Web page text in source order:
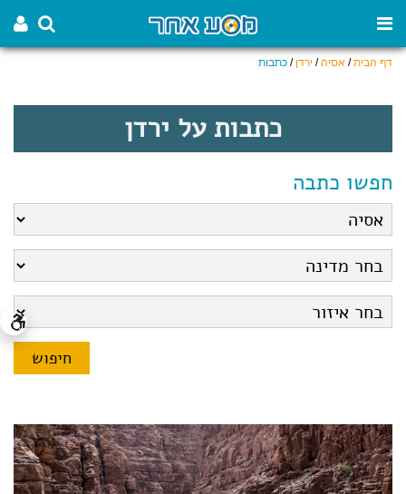
דף הבית/ אסיה/ ירדן / כתבות
כתבות על ירדן
חפשו כתבה